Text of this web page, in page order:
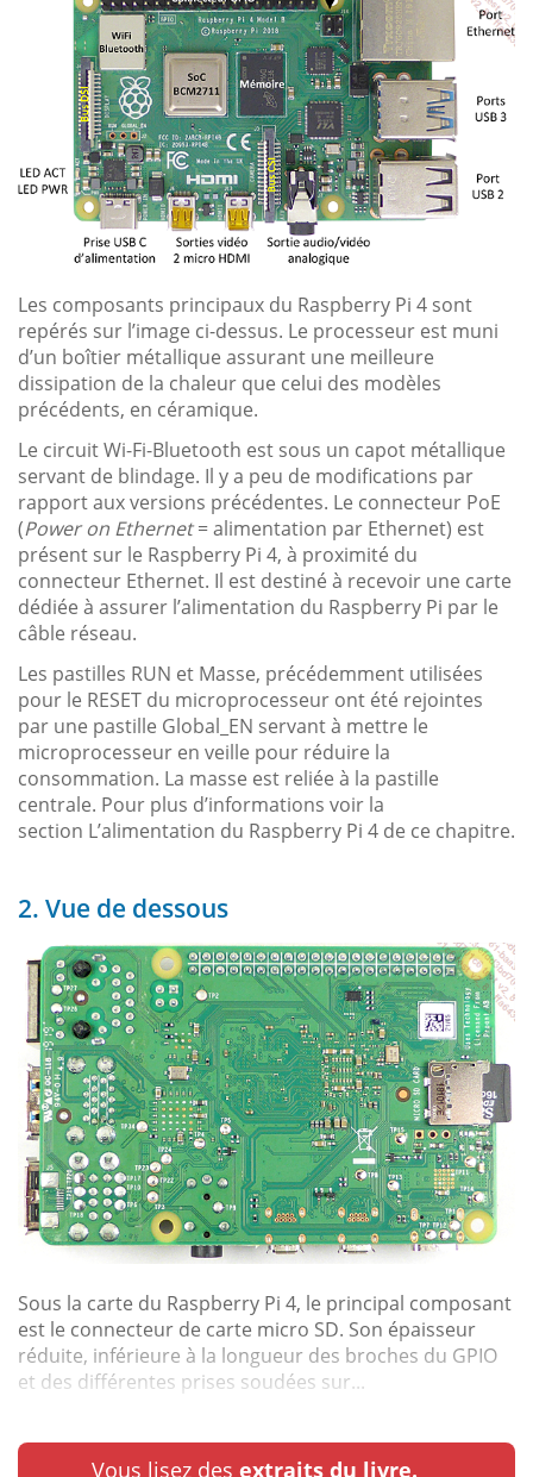
Les composants principaux du Raspberry Pi 4 sont
repérés sur l’image ci-dessus. Le processeur est muni
d’un boîtier métallique assurant une meilleure
dissipation de la chaleur que celui des modèles
précédents, en céramique.
Le circuit Wi-Fi-Bluetooth est sous un capot métallique
servant de blindage. Il y a peu de modifications par
rapport aux versions précédentes. Le connecteur PoE
(Power on Ethernet= alimentation par Ethernet) est
présent sur le Raspberry Pi 4, à proximité du
connecteur Ethernet. Il est destiné à recevoir une carte
dédiée à assurer l’alimentation du Raspberry Pi par le
câble réseau.
Les pastilles RUN et Masse, précédemment utilisées
pour le RESET du microprocesseur ont été rejointes
par une pastille Global_EN servant à mettre le
microprocesseur en veille pour réduire la
consommation. La masse est reliée à la pastille
centrale. Pour plus d’informations voir la
section L’alimentation du Raspberry Pi 4 de ce chapitre.
2. Vue de dessous
Sous la carte du Raspberry Pi 4, le principal composant
est le connecteur de carte micro SD. Son épaisseur
réduite, inférieure à la longueur des broches du GPIO
et des différentes prises soudées sur...
Vous lisez des extraits du livre.